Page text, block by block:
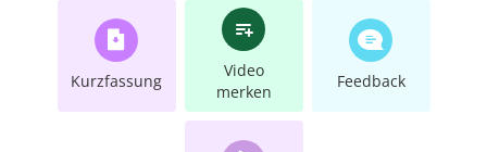
Kurzfassung
Video
merken
Feedback